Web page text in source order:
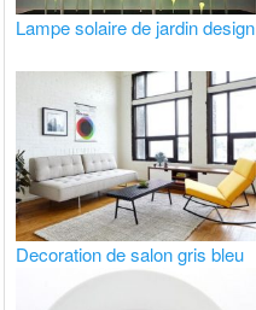
Lampe solaire de jardin design
Decoration de salon gris bleu